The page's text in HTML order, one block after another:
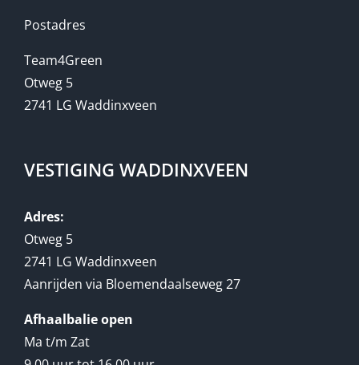
Postadres
Team4Green
Otweg 5
2741 LG Waddinxveen
VESTIGING WADDINXVEEN
Adres:
Otweg 5
2741 LG Waddinxveen
Aanrijden via Bloemendaalseweg 27
Afhaalbalie open
Ma t/m Zat